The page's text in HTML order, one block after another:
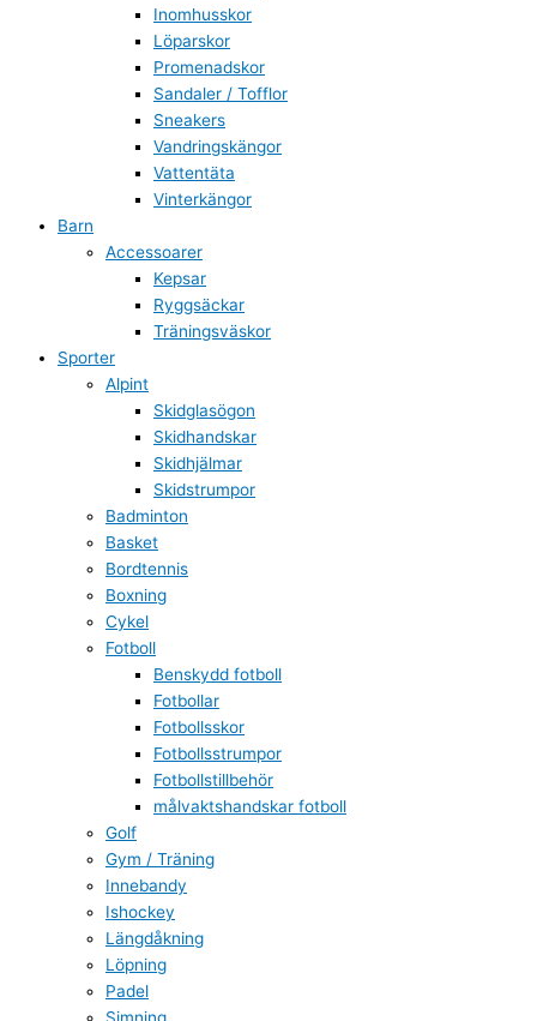
Inomhusskor
Löparskor
Promenadskor
Sandaler / Tofflor
Sneakers
Vandringskängor
Vattentäta
Vinterkängor
Barn
Accessoarer
Kepsar
Ryggsäckar
Träningsväskor
Sporter
Alpint
Skidglasögon
Skidhandskar
Skidhjälmar
Skidstrumpor
Badminton
Basket
Bordtennis
Boxning
Cykel
Fotboll
Benskydd fotboll
Fotbollar
Fotbollsskor
Fotbollsstrumpor
Fotbollstillbehör
målvaktshandskar fotboll
Golf
Gym / Träning
Innebandy
Ishockey
Längdåkning
Löpning
Padel